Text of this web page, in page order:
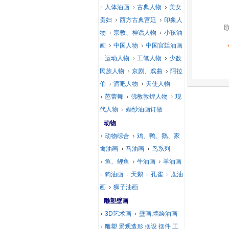
人体油画 古典人物
美女
贵妇
西方古典宫廷
印象人
物
宗教、神话人物
小孩油
画
中国人物
中国宫廷油画
运动人物
工笔人物
少数
民族人物
京剧、戏曲
阿拉
伯
酒吧人物
天使人物
芭蕾舞
佛教敦煌人物
现
代人物
婚纱油画订做
动物
动物综合
鸡、鸭、鹅、家
禽油画
马油画
鸟系列
鱼、鲤鱼
牛油画
羊油画
狗油画
天鹅 孔雀
鹿油
画
狮子油画
雕塑壁画
3D艺术画
壁画,墙绘油画
雕塑 景观造形 摆设 摆件 工